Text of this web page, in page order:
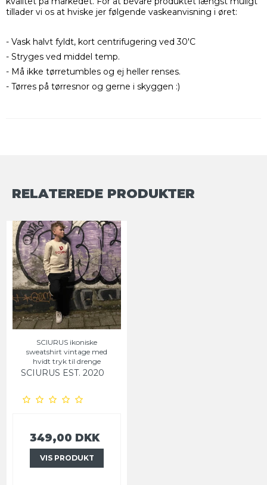
tillader vi os at hviske jer følgende vaskeanvisning i øret:
- Vask halvt fyldt, kort centrifugering ved 30'C
- Stryges ved middel temp.
- Må ikke tørretumbles og ej heller renses.
- Tørres på tørresnor og gerne i skyggen :)
RELATEREDE PRODUKTER
SCIURUS ikoniske
sweatshirt vintage med
hvidt tryk til drenge
SCIURUS EST. 2020
349,00 DKK
VIS PRODUKT